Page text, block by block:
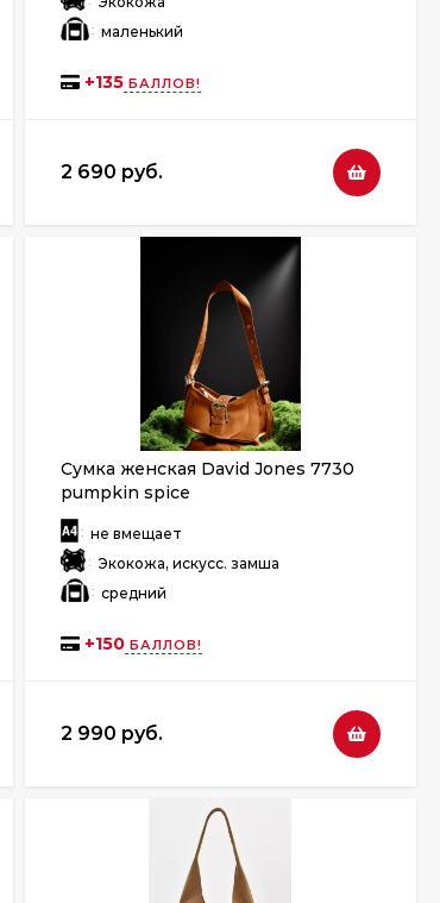
: маленький
+135БАЛЛОВ!
2 690 руб.
Сумка женская David Jones 7730
pumpkin spice
: не вмещает
: Экокожа, искусс. замша
: средний
+150БАЛЛОВ!
2 990 руб.